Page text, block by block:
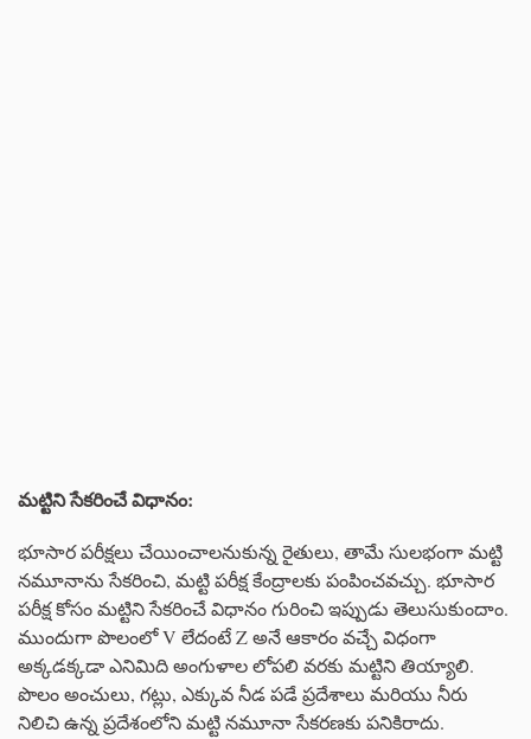
మట్టిని సేకరించే విధానం:
భూసార పరీక్షలు చేయించాలనుకున్న రైతులు, తామే సులభంగా మట్టి
నమూనాను సేకరించి, మట్టి పరీక్ష కేంద్రాలకు పంపించవచ్చు. భూసార
పరీక్ష కోసం మట్టిని సేకరించే విధానం గురించి ఇప్పుడు తెలుసుకుందాం.
ముందుగా పొలంలో V లేదంటే Z అనే ఆకారం వచ్చే విధంగా
అక్కడక్కడా ఎనిమిది అంగుళాల లోపలి వరకు మట్టిని తియ్యాలి.
పొలం అంచులు, గట్లు, ఎక్కువ నీడ పడే ప్రదేశాలు మరియు నీరు
నిలిచి ఉన్న ప్రదేశంలోని మట్టి నమూనా సేకరణకు పనికిరాదు.